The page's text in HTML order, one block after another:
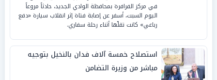
في مركز الفرافرة بمحافظة الوادي الجديد، حادثاً مروعاً
اليوم السبت، أسفر عن إصابة فتاة إثر انقلاب سيارة «دفع
رباعي» كانت تقلّها أثناء رحلة سفاري.
استصلاح خمسة آلاف فدان بالنخيل بتوجيه
مباشر من وزيرة التضامن